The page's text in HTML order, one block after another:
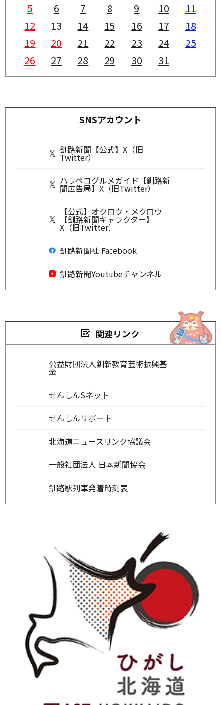
5
6 7 8 9 10
11
12
13 14 15 16 17
18
19
20 21 22 23 24
25
26
27 28 29 30 31
SNSアカウント
釧路新聞【公式】X（旧
Twitter）
ハラペコグルメガイド【釧路新
聞広告局】X（旧Twitter）
【公式】オクロウ・メクロウ
【釧路新聞キャラクター】
X（旧Twitter）
釧路新聞社 Facebook
釧路新聞Youtubeチャンネル
関連リンク
公益財団法人釧新教育芸術振興基
金
せんしんSネット
せんしんサポート
北海道ニュースリンク協議会
一般社団法人 日本新聞協会
釧路駅列車発着時刻表